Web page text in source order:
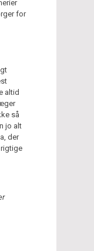
for
altid
så
jo alt
der